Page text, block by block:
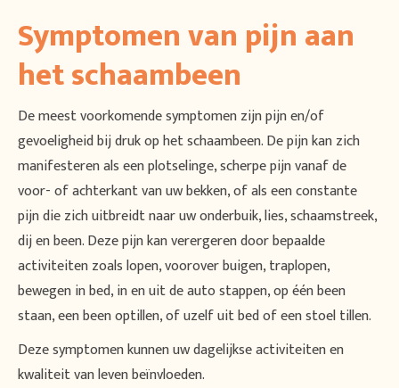
Symptomen van pijn aan
het schaambeen
De meest voorkomende symptomen zijn pijn en/of
gevoeligheid bij druk op het schaambeen. De pijn kan zich
manifesteren als een plotselinge, scherpe pijn vanaf de
voor- of achterkant van uw bekken, of als een constante
pijn die zich uitbreidt naar uw onderbuik, lies, schaamstreek,
dij en been. Deze pijn kan verergeren door bepaalde
activiteiten zoals lopen, voorover buigen, traplopen,
bewegen in bed, in en uit de auto stappen, op één been
staan, een been optillen, of uzelf uit bed of een stoel tillen.
Deze symptomen kunnen uw dagelijkse activiteiten en
kwaliteit van leven beïnvloeden.